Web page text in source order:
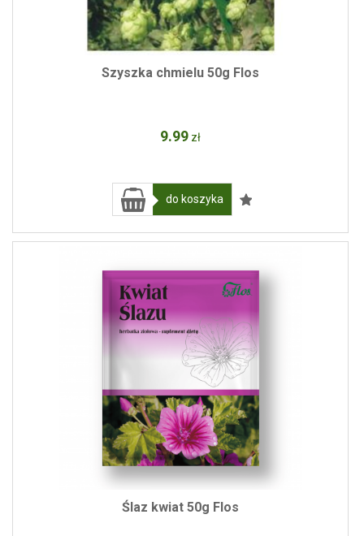
Szyszka chmielu 50g Flos
9.99 zł
do koszyka
Ślaz kwiat 50g Flos